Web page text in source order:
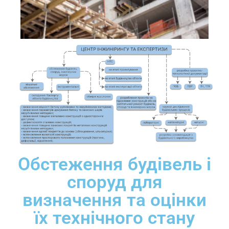
Обстеження будівель і
споруд для
визначення та оцінки
їх технічного стану